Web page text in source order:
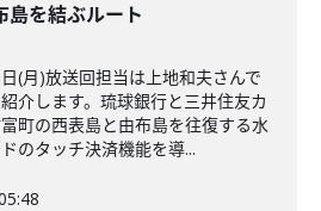
島を結ぶルート
(月)放送回担当は上地和夫さんで
介します。琉球銀行と三井住友カ
町の西表島と由布島を往復する水
のタッチ決済機能を導...